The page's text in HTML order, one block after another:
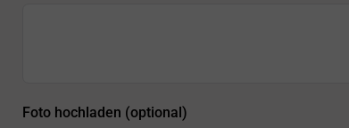
Foto hochladen (optional)